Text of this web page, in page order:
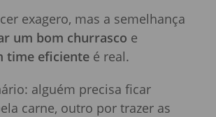
exagero, mas a semelhança
um bom churrasco e
time eficiente é real.
alguém precisa ficar
carne, outro por trazer as